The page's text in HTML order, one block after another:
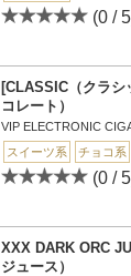
(0 /
[CLASSIC（クラシ
コレート）
VIP ELECTRONIC
スイーツ系
チョコ系
(0 /
XXX DARK ORC
ジュース）